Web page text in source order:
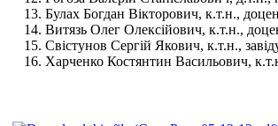
Булах Богдан Вікторович, к.т.н.,
Витязь Олег Олексійович, к.т.н.,
Свістунов Сергій Якович, к.т.н.,
Харченко Костянтин Васильович,